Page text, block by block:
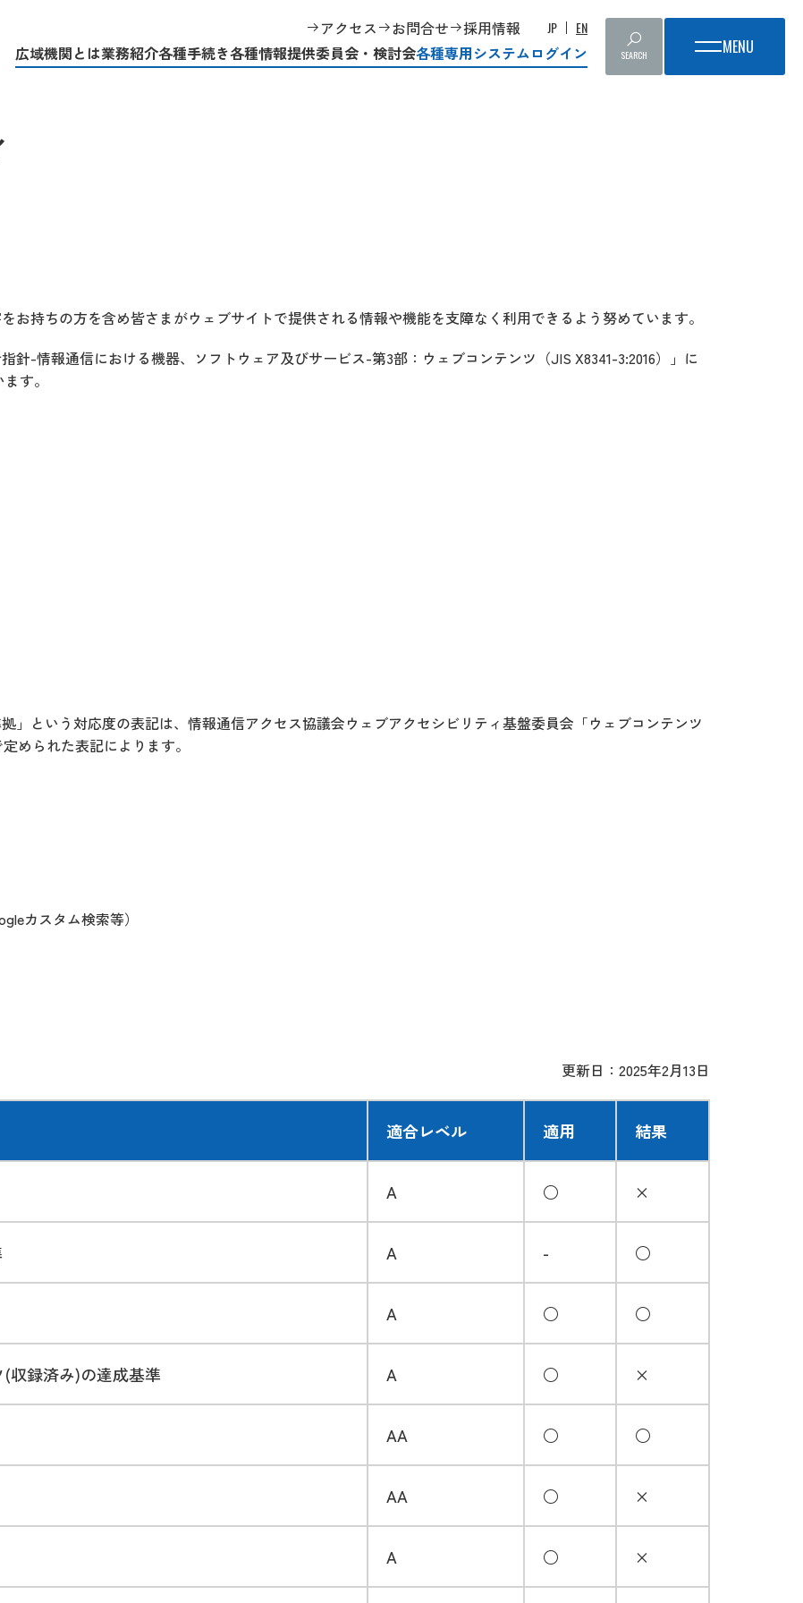
アクセス お問合せ 採用情報 JP EN
広域機関とは業務紹介各種手続き各種情報提供委員会・検討会各種専用システムログイン SEARCH
持ちの方を含め皆さまがウェブサイトで提供される情報や機能を支障なく利用できるよう努めています。
-情報通信における機器、ソフトウェア及びサービス-第3部：ウェブコンテンツ（JIS X8341-3:2016）」に
す。
」という対応度の表記は、情報通信アクセス協議会ウェブアクセシビリティ基盤委員会「ウェブコンテンツ
められた表記によります。
カスタム検索等）
更新日：2025年2月13日
適合レベル 適用 結果
A ○ ×
A - ○
A ○ ○
収録済み)の達成基準 A ○ ×
AA ○ ○
AA ○ ×
A ○ ×